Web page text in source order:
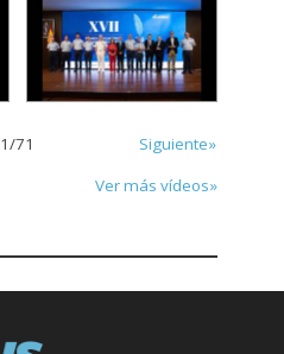
1/71
Siguiente»
Ver más vídeos»